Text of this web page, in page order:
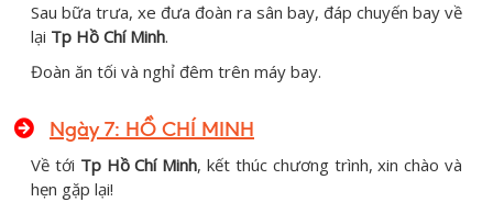
Sau bữa trưa, xe đưa đoàn ra sân bay, đáp chuyến bay về
lại Tp Hồ Chí Minh.
Đoàn ăn tối và nghỉ đêm trên máy bay.
Ngày 7: HỒ CHÍ MINH
Về tới Tp Hồ Chí Minh, kết thúc chương trình, xin chào và
hẹn gặp lại!